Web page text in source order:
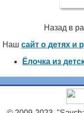
Назад в
Наш сайт о детях и
Ёлочка из